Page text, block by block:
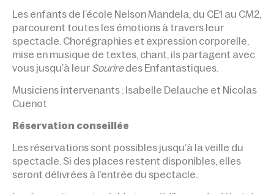
Les enfants de l’école Nelson Mandela, du CE1 au CM2,
parcourent toutes les émotions à travers leur
spectacle. Chorégraphies et expression corporelle,
mise en musique de textes, chant, ils partagent avec
vous jusqu’à leur Souriredes Enfantastiques.
Musiciens intervenants : Isabelle Delauche et Nicolas
Cuenot
Réservation conseillée
Les réservations sont possibles jusqu’à la veille du
spectacle. Si des places restent disponibles, elles
seront délivrées à l’entrée du spectacle.